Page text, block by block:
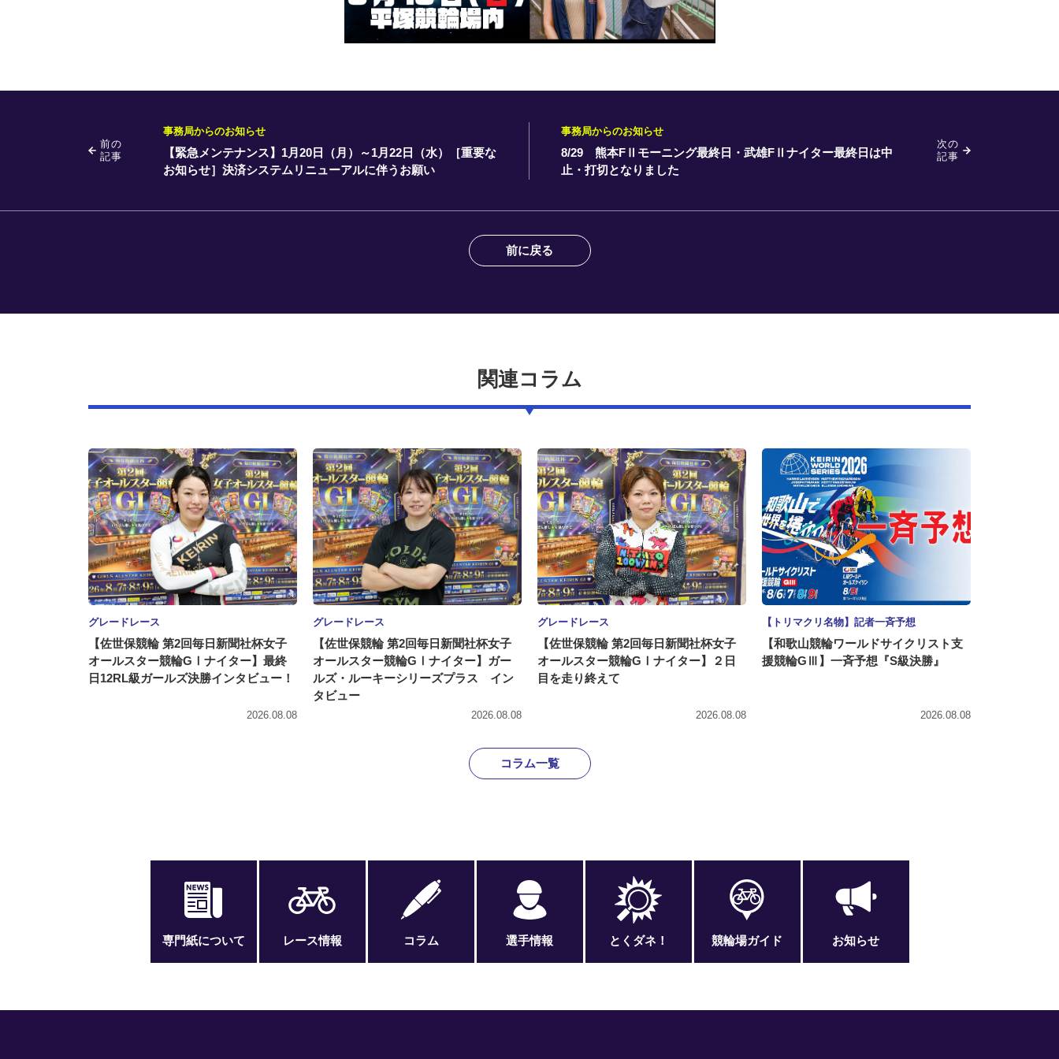
前の
記事
事務局からのお知らせ
【緊急メンテナンス】1月20日（月）～1月22日（水）［重要な
お知らせ］決済システムリニューアルに伴うお願い
次の
記事
事務局からのお知らせ
8/29 熊本FⅡモーニング最終日・武雄FⅡナイター最終日は中
止・打切となりました
前に戻る
関連コラム
グレードレース
【佐世保競輪 第2回毎日新聞社杯女子
オールスター競輪GⅠナイター】最終
日12RL級ガールズ決勝インタビュー！
2026.08.08
グレードレース
【佐世保競輪 第2回毎日新聞社杯女子
オールスター競輪GⅠナイター】ガー
ルズ・ルーキーシリーズプラス イン
タビュー
2026.08.08
グレードレース
【佐世保競輪 第2回毎日新聞社杯女子
オールスター競輪GⅠナイター】２日
目を走り終えて
2026.08.08
【トリマクリ名物】記者一斉予想
【和歌山競輪ワールドサイクリスト支
援競輪GⅢ】一斉予想『S級決勝』
2026.08.08
コラム一覧
専門紙について レース情報 コラム 選手情報 とくダネ！ 競輪場ガイド お知らせ